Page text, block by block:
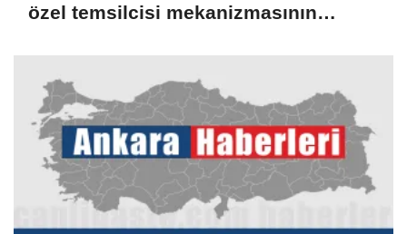
özel temsilcisi mekanizmasının